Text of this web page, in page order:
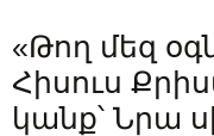
«Թող մեզ
Հիսուս
կանք՝ Նրա